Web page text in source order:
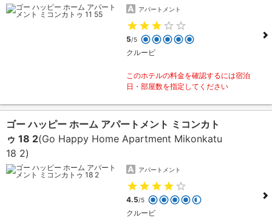
アパートメント
5/5
クルービ
このホテルの料金を確認するには宿泊
日・部屋数を指定してください
ゴー ハッピー ホーム アパートメント ミコンカト
ゥ 18 2(Go Happy Home Apartment Mikonkatu
18 2)
アパートメント
4.5/5
クルービ